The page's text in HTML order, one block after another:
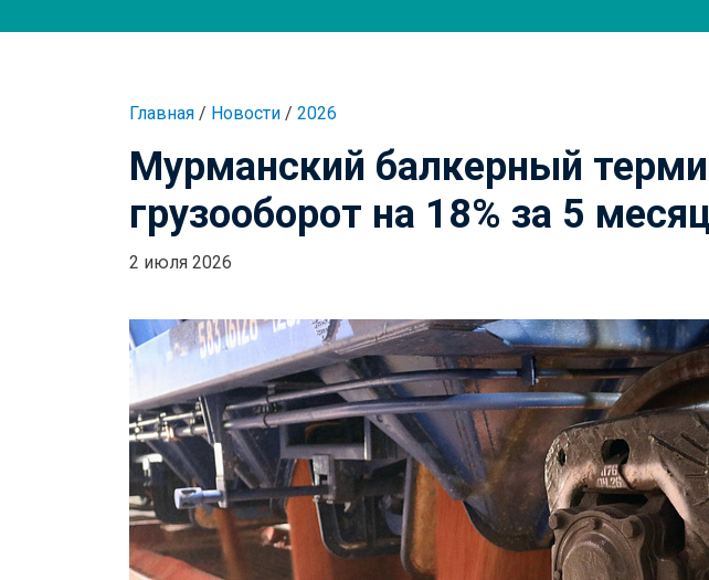
Главная / Новости / 2026
Мурманский балкерный
грузооборот на 18% за 5
2 июля 2026